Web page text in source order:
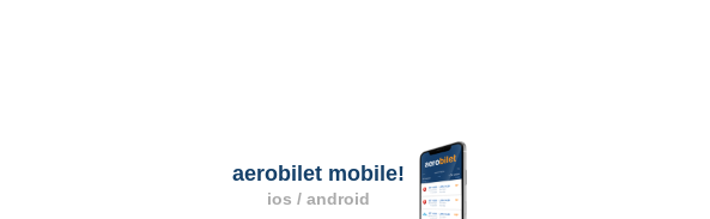
aerobilet mobile!
ios / android